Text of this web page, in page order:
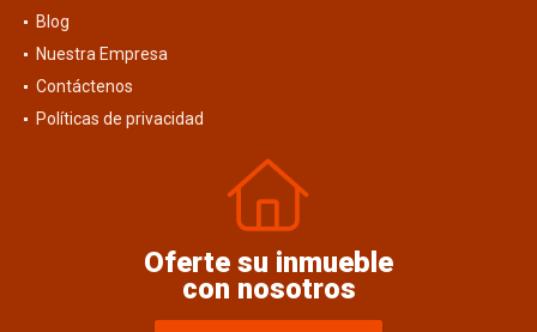
Blog
Nuestra Empresa
Contáctenos
Políticas de privacidad
Oferte su inmueble
con nosotros